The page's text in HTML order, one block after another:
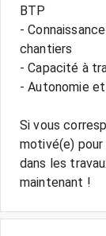
BTP
-
chantiers
- Capacité à
- Autonomie
Si vous
motivé(e)
dans les